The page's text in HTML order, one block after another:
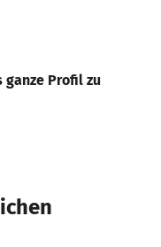
ganze Profil zu